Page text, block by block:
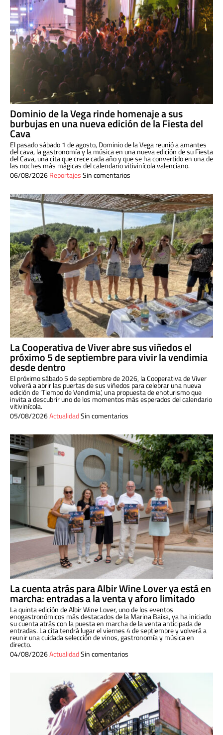
Dominio de la Vega rinde homenaje a sus
burbujas en una nueva edición de la Fiesta del
Cava
El pasado sábado 1 de agosto, Dominio de la Vega reunió a amantes
del cava, la gastronomía y la música en una nueva edición de su Fiesta
del Cava, una cita que crece cada año y que se ha convertido en una de
las noches más mágicas del calendario vitivinícola valenciano.
06/08/2026ReportajesSin comentarios
La Cooperativa de Viver abre sus viñedos el
próximo 5 de septiembre para vivir la vendimia
desde dentro
El próximo sábado 5 de septiembre de 2026, la Cooperativa de Viver
volverá a abrir las puertas de sus viñedos para celebrar una nueva
edición de ‘Tiempo de Vendimia’, una propuesta de enoturismo que
invita a descubrir uno de los momentos más esperados del calendario
vitivinícola.
05/08/2026ActualidadSin comentarios
La cuenta atrás para Albir Wine Lover ya está en
marcha: entradas a la venta y aforo limitado
La quinta edición de Albir Wine Lover, uno de los eventos
enogastronómicos más destacados de la Marina Baixa, ya ha iniciado
su cuenta atrás con la puesta en marcha de la venta anticipada de
entradas. La cita tendrá lugar el viernes 4 de septiembre y volverá a
reunir una cuidada selección de vinos, gastronomía y música en
directo.
04/08/2026ActualidadSin comentarios